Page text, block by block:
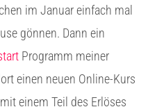
im Januar einfach mal
gönnen. Dann ein
Programm meiner
einen neuen Online-Kurs
einem Teil des Erlöses